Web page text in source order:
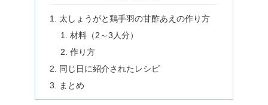
太しょうがと鶏手羽の甘酢あえの作り方
材料（2～3人分）
作り方
同じ日に紹介されたレシピ
まとめ